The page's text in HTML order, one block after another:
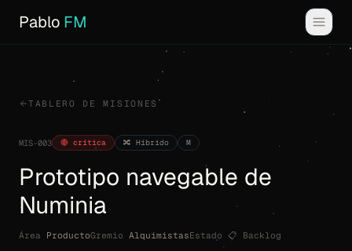
Pablo FM
TABLERO DE MISIONES
MIS-003 🔴 crítica 🔀 Híbrido M
Prototipo navegable de
Numinia
Área ProductoGremio AlquimistasEstado 📋 Backlog